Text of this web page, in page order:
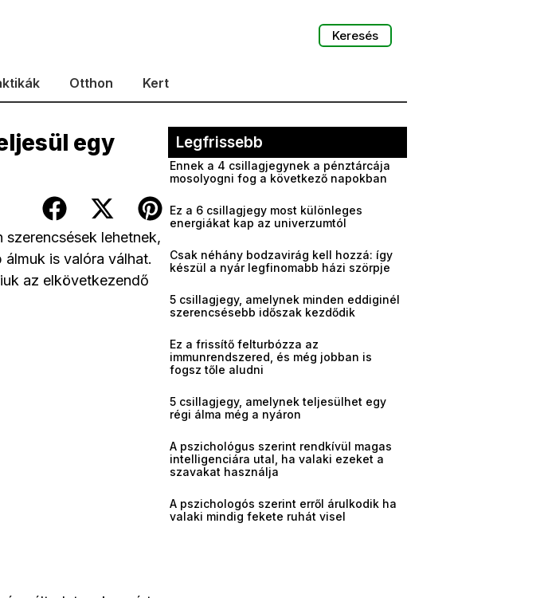
Keresés
Otthon Kert
egy
lehetnek,
is valóra válhat.
az elkövetkezendő
Legfrissebb
Ennek a 4 csillagjegynek a pénztárcája
mosolyogni fog a következő napokban
Ez a 6 csillagjegy most különleges
energiákat kap az univerzumtól
Csak néhány bodzavirág kell hozzá: így
készül a nyár legfinomabb házi szörpje
5 csillagjegy, amelynek minden eddiginél
szerencsésebb időszak kezdődik
Ez a frissítő felturbózza az
immunrendszered, és még jobban is
fogsz tőle aludni
5 csillagjegy, amelynek teljesülhet egy
régi álma még a nyáron
A pszichológus szerint rendkívül magas
intelligenciára utal, ha valaki ezeket a
szavakat használja
A pszichologós szerint erről árulkodik ha
valaki mindig fekete ruhát visel